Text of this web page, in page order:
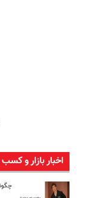
اخبار بازار و